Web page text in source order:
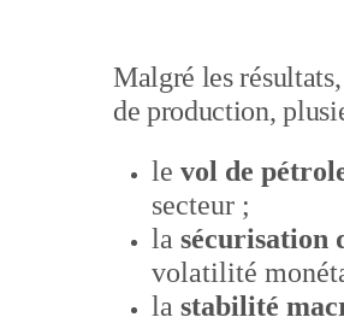
Malgré les
de production,
le vol de
secteur ;
la sécurisation
volatilité
la stabilité